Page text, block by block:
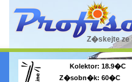
Z�skejte ze
Kolektor: 18.9�C
Z�sobn�k: 60�C